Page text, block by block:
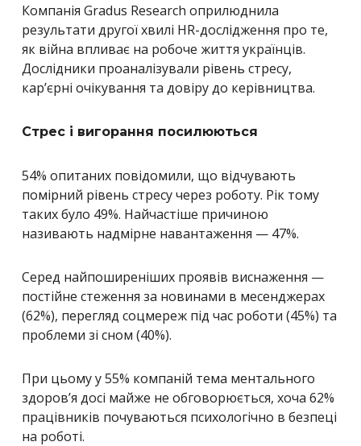
Компанія Gradus Research оприлюднила
результати другої хвилі HR-дослідження про те,
як війна впливає на робоче життя українців.
Дослідники проаналізували рівень стресу,
кар’єрні очікування та довіру до керівництва.
Стрес і вигорання посилюються
54% опитаних повідомили, що відчувають
помірний рівень стресу через роботу. Рік тому
таких було 49%. Найчастіше причиною
називають надмірне навантаження — 47%.
Серед найпоширеніших проявів виснаження —
постійне стеження за новинами в месенджерах
(62%), перегляд соцмереж під час роботи (45%) та
проблеми зі сном (40%).
При цьому у 55% компаній тема ментального
здоров’я досі майже не обговорюється, хоча 62%
працівників почуваються психологічно в безпеці
на роботі.